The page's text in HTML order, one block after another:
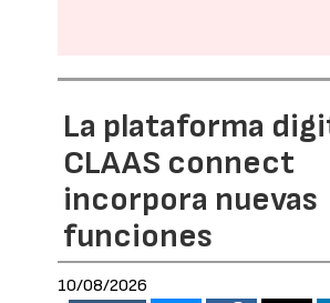
La plataforma
CLAAS connect
incorpora nuevas
funciones
10/08/2026